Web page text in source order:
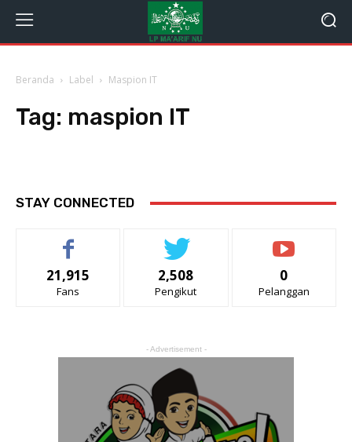
Beranda Label Maspion IT
Tag: maspion IT
STAY CONNECTED
21,915
Fans
2,508
Pengikut
0
Pelanggan
- Advertisement -